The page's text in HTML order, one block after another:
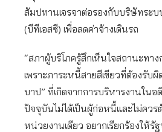
สัมปทานเจรจาต่อรองกับบริษัทระ
(บีทีเอสซี) เพื่อลดค่าจ้างเดินรถ
“สภาผู้บริโภครู้สึกเห็นใจสถานะทาง
เพราะภาระหนี้สายสีเขียวที่ต้องรับ
บาป” ที่เกิดจากการบริหารงานในอ
ปัจจุบันไม่ได้เป็นผู้ก่อหนี้และไม่ควร
หน่วยงานเดียว อยากเรียกร้องให้รั